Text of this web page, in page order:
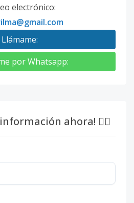
electrónico:
Llámame:
por Whatsapp:
ahora! 👇🏽